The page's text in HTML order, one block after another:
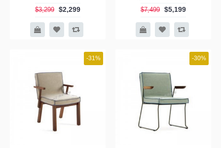
$3,299 $2,299 $7,499 $5,199
-31% -30%